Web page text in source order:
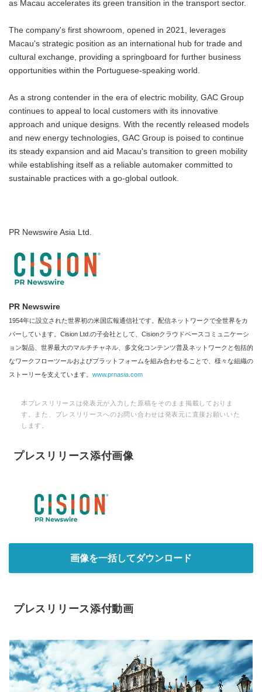
as Macau accelerates its green transition in the transport sector.
The company's first showroom, opened in 2021, leverages
Macau's strategic position as an international hub for trade and
cultural exchange, providing a springboard for further business
opportunities within the Portuguese-speaking world.
As a strong contender in the era of electric mobility, GAC Group
continues to appeal to local customers with its innovative
approach and unique designs. With the recently released models
and new energy technologies, GAC Group is poised to continue
its steady expansion and aid Macau's transition to green mobility
while establishing itself as a reliable automaker committed to
sustainable practices with a go-global outlook.
PR Newswire Asia Ltd.
PR Newswire
1954年に設立された世界初の米国広報通信社です。配信ネットワークで全世界をカ
バーしています。Cision Ltd.の子会社として、Cisionクラウドベースコミュニケーシ
ョン製品、世界最大のマルチチャネル、多文化コンテンツ普及ネットワークと包括的
なワークフローツールおよびプラットフォームを組み合わせることで、様々な組織の
ストーリーを支えています。 www.prnasia.com
本プレスリリースは発表元が入力した原稿をそのまま掲載しておりま
す。また、プレスリリースへのお問い合わせは発表元に直接お願いいた
します。
プレスリリース添付画像
画像を一括してダウンロード
プレスリリース添付動画